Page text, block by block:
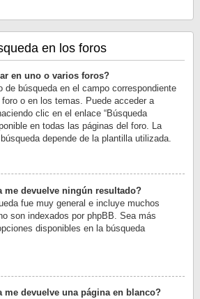
en los foros
en uno o varios foros?
de búsqueda en el campo correspondiente
o en los temas. Puede acceder a
clic en el enlace “Búsqueda
en todas las páginas del foro. La
depende de la plantilla utilizada.
me devuelve ningún resultado?
fue muy general e incluye muchos
son indexados por phpBB. Sea más
disponibles en la búsqueda
me devuelve una página en blanco?